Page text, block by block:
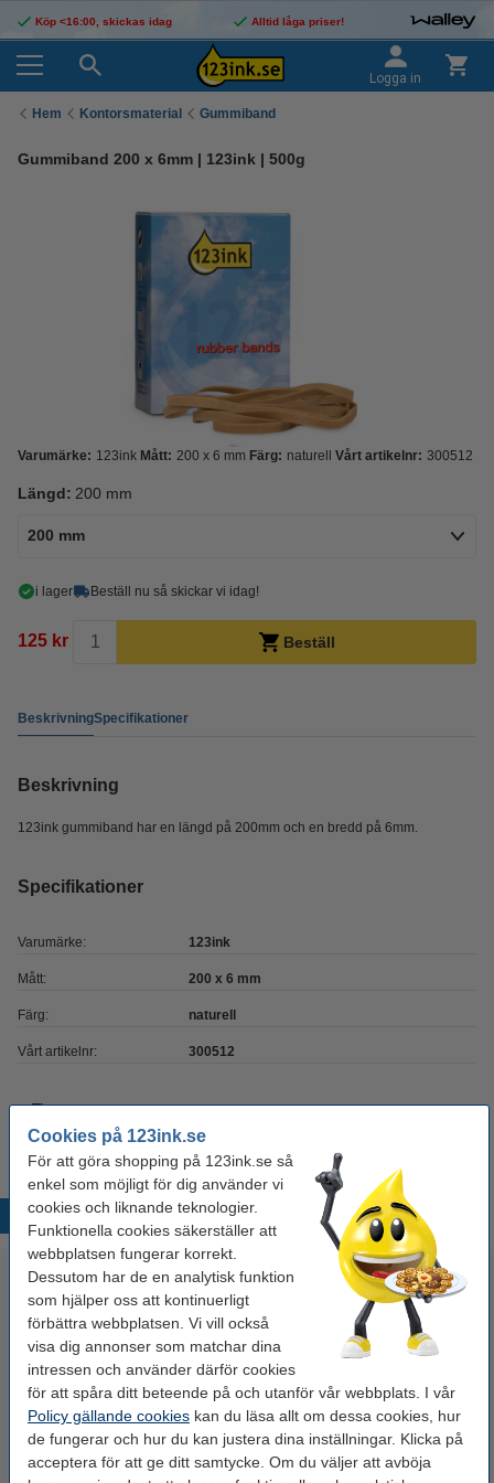
Cookies på 123ink.se
För att göra shopping på 123ink.se så
enkel som möjligt för dig använder vi
cookies och liknande teknologier.
Funktionella cookies säkerställer att
webbplatsen fungerar korrekt.
Dessutom har de en analytisk funktion
som hjälper oss att kontinuerligt
förbättra webbplatsen. Vi vill också
visa dig annonser som matchar dina
intressen och använder därför cookies
för att spåra ditt beteende på och utanför vår webbplats. I vår
Policy gällande cookies kan du läsa allt om dessa cookies, hur
de fungerar och hur du kan justera dina inställningar. Klicka på
acceptera för att ge ditt samtycke. Om du väljer att avböja
Köp <16:00, skickas idag Alltid låga priser!
Logga in
Hem Kontorsmaterial Gummiband
Gummiband 200 x 6mm | 123ink | 500g
Varumärke: 123ink Mått: 200 x 6 mm Färg: naturell Vårt artikelnr: 300512
Längd: 200 mm
200 mm
i lager Beställ nu så skickar vi idag!
125 kr Beställ
BeskrivningSpecifikationer
Beskrivning
123ink gummiband har en längd på 200mm och en bredd på 6mm.
Specifikationer
Varumärke: 123ink
Mått: 200 x 6 mm
Färg: naturell
Vårt artikelnr: 300512
Tips
Vi råder er att beställa denna produkt istället för originalprodukten!
Populära produkter
Gummiband 100 x 1,5mm |
123ink | 100g
Gummiband 150 x 1,5mm |
123ink | 500g